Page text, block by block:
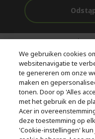
Gratis
bezorging
© 2026 Acer Inc.
CPYou BV is de erkende
in deze winkel worden
We gebruiken cookies
websitenavigatie te
te genereren om onze
maken en
tonen. Door op 'Alles
met het gebruik en de
Acer in
deze toestemming op
'Cookie-instellingen'